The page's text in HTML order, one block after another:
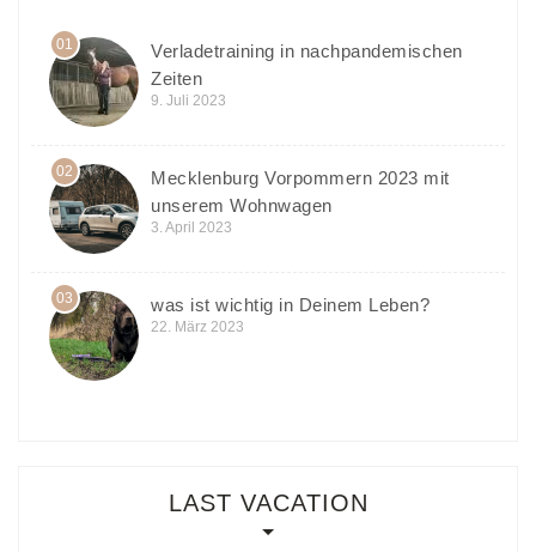
01
Verladetraining in nachpandemischen
Zeiten
9. Juli 2023
02
Mecklenburg Vorpommern 2023 mit
unserem Wohnwagen
3. April 2023
03 was ist wichtig in Deinem Leben?
22. März 2023
LAST VACATION